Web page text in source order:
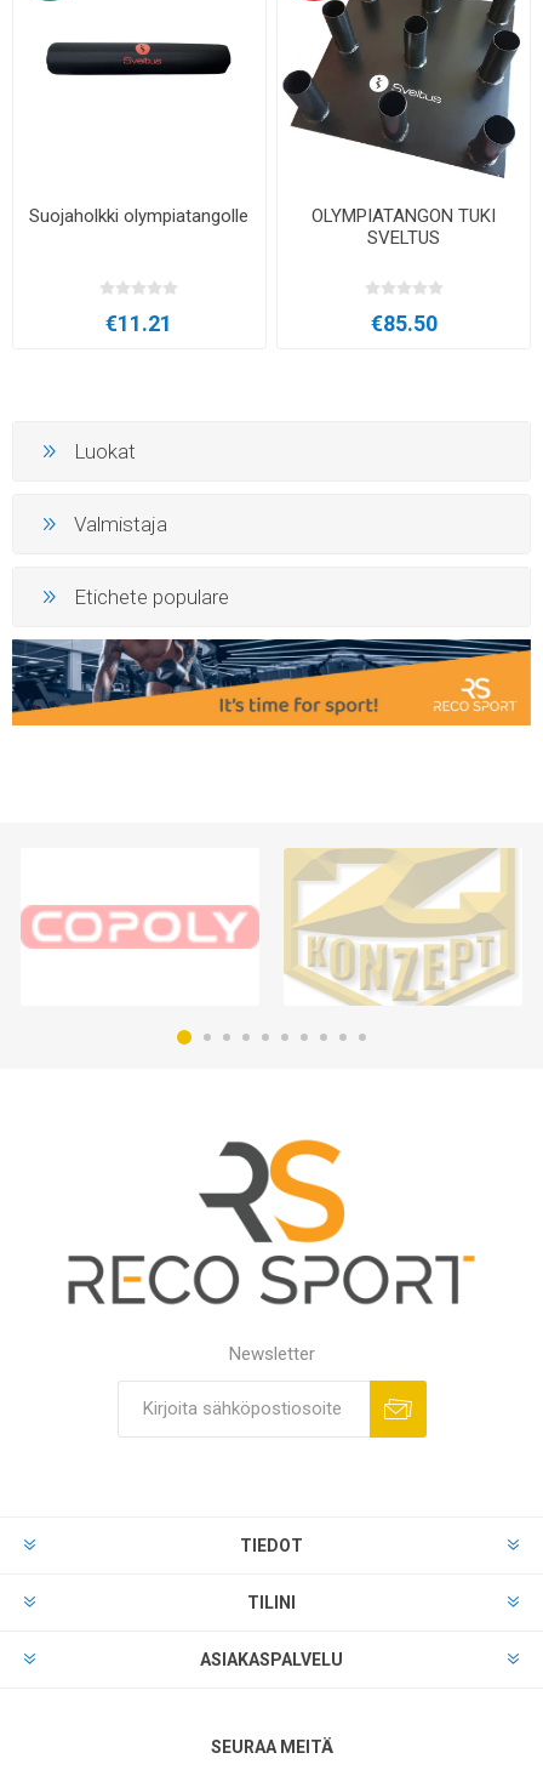
Suojaholkki olympiatangolle
€11.21
OLYMPIATANGON TUKI
SVELTUS
€85.50
Luokat
Valmistaja
Etichete populare
Newsletter
TIEDOT
TILINI
ASIAKASPALVELU
SEURAA MEITÄ